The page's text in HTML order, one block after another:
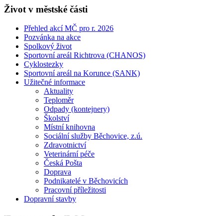
Život v městské části
Přehled akcí MČ pro r. 2026
Pozvánka na akce
Spolkový život
Sportovní areál Richtrova (CHANOS)
Cyklostezky
Sportovní areál na Korunce (SANK)
Užitečné informace
Aktuality
Teploměr
Odpady (kontejnery)
Školství
Místní knihovna
Sociální služby Běchovice, z.ú.
Zdravotnictví
Veterinární péče
Česká Pošta
Doprava
Podnikatelé v Běchovicích
Pracovní příležitosti
Dopravní stavby